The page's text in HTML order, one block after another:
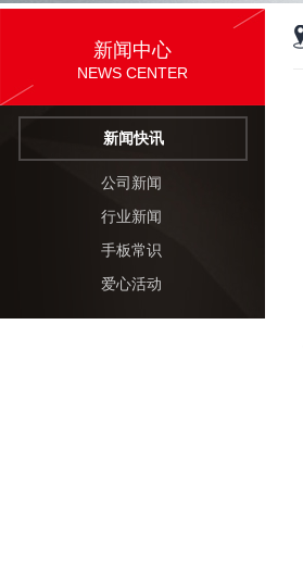
新闻中心
NEWS CENTER
新闻快讯
公司新闻
行业新闻
手板常识
爱心活动